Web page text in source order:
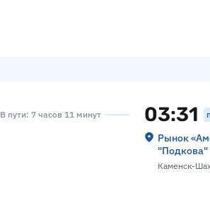
В пути: 7 часов 11 минут 03:31
Рынок
"Подкова"
Каменск-